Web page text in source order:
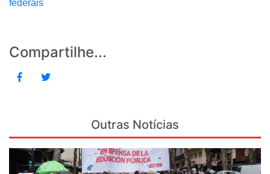
federais
Compartilhe...
Outras Notícias